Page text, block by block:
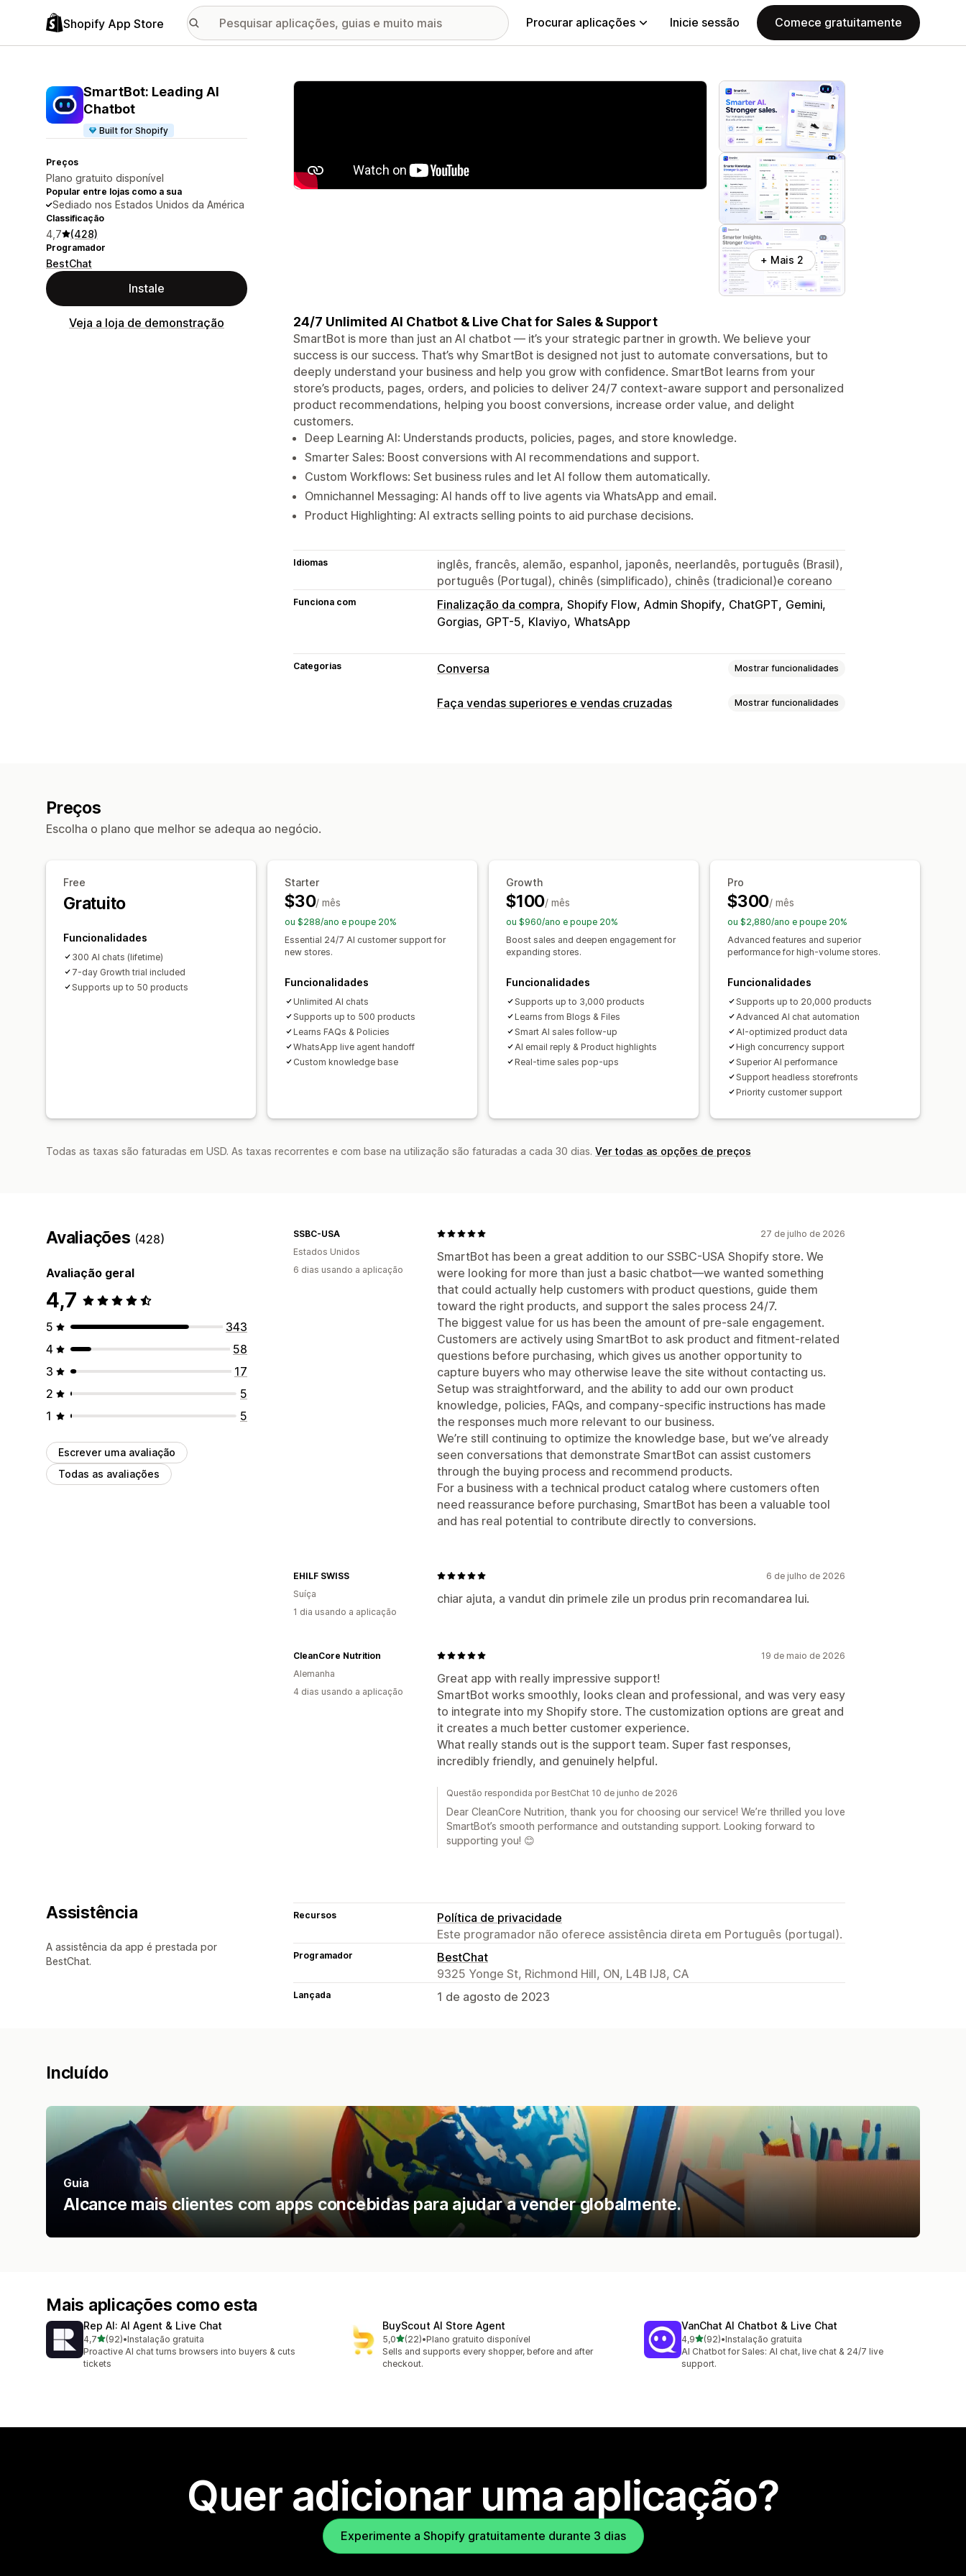
Shopify App Store Procurar aplicações Inicie sessão Comece gratuitamente
SmartBot: Leading AI
Chatbot
Built for Shopify
Preços
Plano gratuito disponível
Popular entre lojas como a sua
Sediado nos Estados Unidos da América
Classificação
4,7 (428)
Programador
BestChat
Instale
Veja a loja de demonstração
Galeria de imagens em destaque
+ Mais 2
24/7 Unlimited AI Chatbot & Live Chat for Sales & Support
SmartBot is more than just an AI chatbot — it’s your strategic partner in growth. We believe your
success is our success. That’s why SmartBot is designed not just to automate conversations, but to
deeply understand your business and help you grow with confidence. SmartBot learns from your
store’s products, pages, orders, and policies to deliver 24/7 context-aware support and personalized
product recommendations, helping you boost conversions, increase order value, and delight
customers.
Deep Learning AI: Understands products, policies, pages, and store knowledge.
Smarter Sales: Boost conversions with AI recommendations and support.
Custom Workflows: Set business rules and let AI follow them automatically.
Omnichannel Messaging: AI hands off to live agents via WhatsApp and email.
Product Highlighting: AI extracts selling points to aid purchase decisions.
Idiomas
inglês, francês, alemão, espanhol, japonês, neerlandês, português (Brasil),
português (Portugal), chinês (simplificado), chinês (tradicional)e coreano
Funciona com Finalização da compra Shopify Flow Admin Shopify ChatGPT Gemini
Gorgias GPT-5 Klaviyo WhatsApp
Categorias Conversa Mostrar funcionalidades
Mensagens em tempo real
Faça vendas superiores e vendas cruzadas Mostrar funcionalidades
Desempenho da recomendação
Sugestões de otimização
Preços
Escolha o plano que melhor se adequa ao negócio.
Free
Gratuito
Funcionalidades
300 AI chats (lifetime)
7-day Growth trial included
Supports up to 50 products
Starter
$30/ mês
ou $288/ano e poupe 20%
Essential 24/7 AI customer support for
new stores.
Funcionalidades
Unlimited AI chats
Supports up to 500 products
Learns FAQs & Policies
WhatsApp live agent handoff
Custom knowledge base
Growth
$100/ mês
ou $960/ano e poupe 20%
Boost sales and deepen engagement for
expanding stores.
Funcionalidades
Supports up to 3,000 products
Learns from Blogs & Files
Smart AI sales follow-up
AI email reply & Product highlights
Real-time sales pop-ups
Pro
$300/ mês
ou $2,880/ano e poupe 20%
Advanced features and superior
performance for high-volume stores.
Funcionalidades
Supports up to 20,000 products
Advanced AI chat automation
AI-optimized product data
High concurrency support
Superior AI performance
Support headless storefronts
Priority customer support
Todas as taxas são faturadas em USD. As taxas recorrentes e com base na utilização são faturadas a cada 30 dias. Ver todas as opções de preços
Avaliações (428)
Avaliação geral
4,7
5
343
4
58
3
17
2
5
1
5
Escrever uma avaliação
Todas as avaliações
27 de julho de 2026
SmartBot has been a great addition to our SSBC-USA Shopify store. We
were looking for more than just a basic chatbot—we wanted something
that could actually help customers with product questions, guide them
toward the right products, and support the sales process 24/7.
The biggest value for us has been the amount of pre-sale engagement.
Customers are actively using SmartBot to ask product and fitment-related
questions before purchasing, which gives us another opportunity to
capture buyers who may otherwise leave the site without contacting us.
Setup was straightforward, and the ability to add our own product
knowledge, policies, FAQs, and company-specific instructions has made
the responses much more relevant to our business.
We’re still continuing to optimize the knowledge base, but we’ve already
seen conversations that demonstrate SmartBot can assist customers
through the buying process and recommend products.
For a business with a technical product catalog where customers often
need reassurance before purchasing, SmartBot has been a valuable tool
and has real potential to contribute directly to conversions.
SSBC-USA
Estados Unidos
6 dias usando a aplicação
6 de julho de 2026
chiar ajuta, a vandut din primele zile un produs prin recomandarea lui.
EHILF SWISS
Suíça
1 dia usando a aplicação
19 de maio de 2026
Great app with really impressive support!
SmartBot works smoothly, looks clean and professional, and was very easy
to integrate into my Shopify store. The customization options are great and
it creates a much better customer experience.
What really stands out is the support team. Super fast responses,
incredibly friendly, and genuinely helpful.
CleanCore Nutrition
Alemanha
4 dias usando a aplicação
Questão respondida por BestChat 10 de junho de 2026
Dear CleanCore Nutrition, thank you for choosing our service! We’re thrilled you love
SmartBot’s smooth performance and outstanding support. Looking forward to
supporting you! 😊
Assistência
A assistência da app é prestada por
BestChat.
Recursos
Política de privacidade
Este programador não oferece assistência direta em Português (portugal).
Programador
BestChat
9325 Yonge St, Richmond Hill, ON, L4B IJ8, CA
Lançada 1 de agosto de 2023
Incluído
Guia
Alcance mais clientes com apps concebidas para ajudar a vender globalmente.
Mais aplicações como esta
Rep AI: AI Agent & Live Chat
4,7de 5 estrelas
(92)
92 total de avaliações
•Instalação gratuita
Proactive AI chat turns browsers into buyers & cuts
tickets
BuyScout AI Store Agent
5,0de 5 estrelas
(22)
22 total de avaliações
•Plano gratuito disponível
Sells and supports every shopper, before and after
checkout.
VanChat AI Chatbot & Live Chat
4,9de 5 estrelas
(92)
92 total de avaliações
•Instalação gratuita
AI Chatbot for Sales: AI chat, live chat & 24/7 live
support.
Quer adicionar uma aplicação?
Experimente a Shopify gratuitamente durante 3 dias